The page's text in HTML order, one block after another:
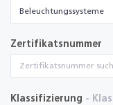
Beleuchtungssysteme
Zertifikatsnummer
Klassifizierung -